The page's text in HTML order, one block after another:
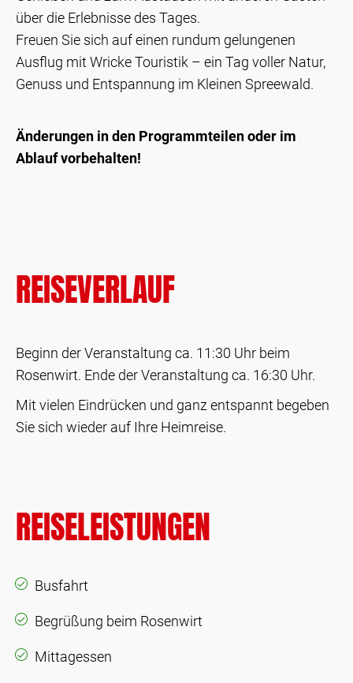
über die Erlebnisse des Tages.
Freuen Sie sich auf einen rundum gelungenen
Ausflug mit Wricke Touristik – ein Tag voller Natur,
Genuss und Entspannung im Kleinen Spreewald.
Änderungen in den Programmteilen oder im
Ablauf vorbehalten!
REISEVERLAUF
Beginn der Veranstaltung ca. 11:30 Uhr beim
Rosenwirt. Ende der Veranstaltung ca. 16:30 Uhr.
Mit vielen Eindrücken und ganz entspannt begeben
Sie sich wieder auf Ihre Heimreise.
REISELEISTUNGEN
Busfahrt
Begrüßung beim Rosenwirt
Mittagessen